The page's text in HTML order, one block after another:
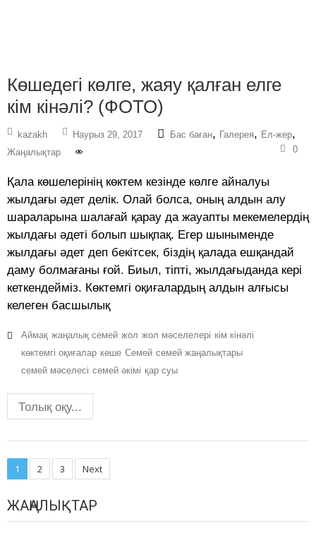
Көшедегі көлге, жаяу қалған елге
кім кінәлі? (ФОТО)
kazakh Наурыз 29, 2017 Бас баған, Галерея, Ел-жер,
Жаңалықтар 0
Қала көшелерінің көктем кезінде көлге айналуы
жылдағы әдет делік. Олай болса, оның алдын алу
шараларына шалағай қарау да жауапты мекемелердің
жылдағы әдеті болып шықпақ. Егер шыныменде
жылдағы әдет деп бекітсек, біздің қалада ешқандай
даму болмағаны ғой. Биыл, тіпті, жылдағыданда кері
кеткендейміз. Көктемгі оқиғалардың алдын алғысы
келеген басшылық
Аймақ жаңалық семей жол жол мәселелері кім кінәлі
көктемгі оқиғалар көше Семей семей жаңалықтары
семей мәселесі семей әкімі қар суы
Толық оқу...
Posts
1 2 3 Next
ЖАҢАЛЫҚТАР